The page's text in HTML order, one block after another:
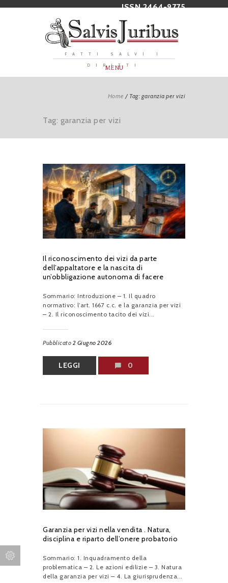
ISSN 2464-9775
FATTI SALVI I
DIRITTI
MENU
Home / Tag: garanzia per vizi
Tag: garanzia per vizi
Il riconoscimento dei vizi da parte
dell’appaltatore e la nascita di
un’obbligazione autonoma di facere
Sommario: Introduzione – 1. Il quadro
normativo: l’art. 1667 c.c. e la garanzia per vizi
– 2. Il riconoscimento tacito dei vizi...
Pubblicato 2 Giugno 2026
LEGGI 0
Garanzia per vizi nella vendita . Natura,
disciplina e riparto dell’onere probatorio
Sommario: 1. Inquadramento della
problematica – 2. Le azioni edilizie – 3. Natura
della garanzia per vizi – 4. La giurisprudenza...